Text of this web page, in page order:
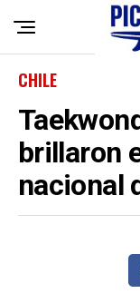
CHILE
brillaron
nacional